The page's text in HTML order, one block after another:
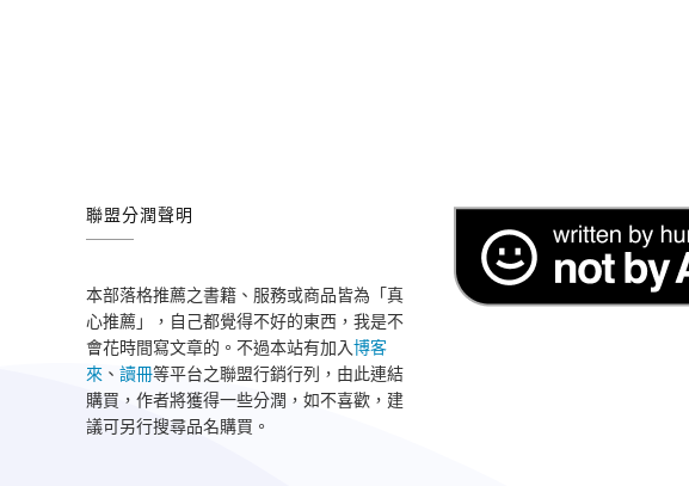
聯盟分潤聲明
本部落格推薦之書籍、服務或商品皆為「真
心推薦」，自己都覺得不好的東西，我是不
會花時間寫文章的。不過本站有加入博客
來 、 讀冊等平台之聯盟行銷行列，由此連結
購買，作者將獲得一些分潤，如不喜歡，建
議可另行搜尋品名購買。